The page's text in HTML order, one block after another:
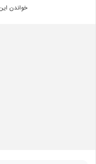
خواندن این مطلب 4